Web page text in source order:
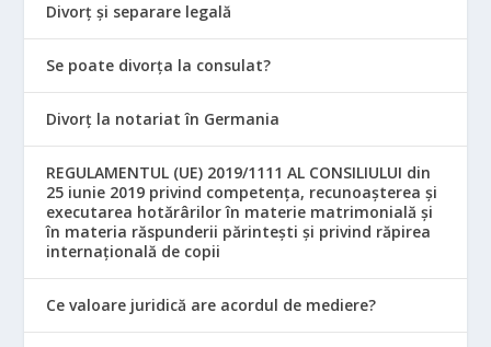
Divorț și separare legală
Se poate divorța la consulat?
Divorț la notariat în Germania
REGULAMENTUL (UE) 2019/1111 AL CONSILIULUI din
25 iunie 2019 privind competența, recunoașterea și
executarea hotărârilor în materie matrimonială și
în materia răspunderii părintești și privind răpirea
internațională de copii
Ce valoare juridică are acordul de mediere?